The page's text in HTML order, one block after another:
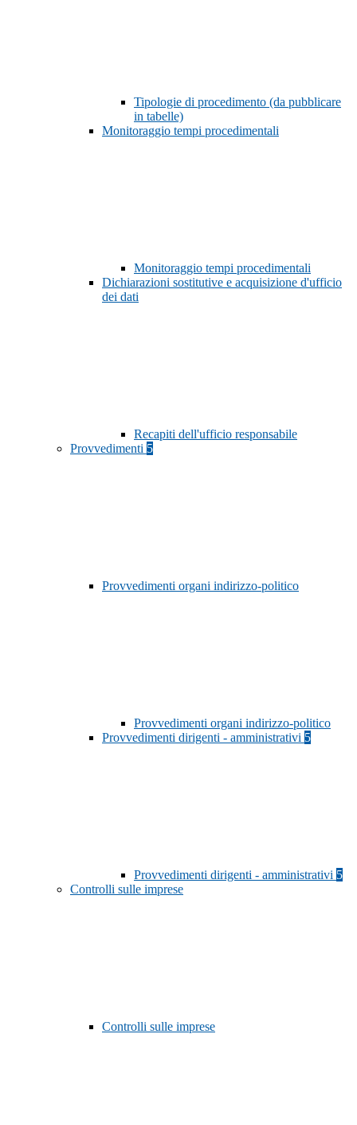
Tipologie di procedimento (da pubblicare
in tabelle)
Monitoraggio tempi procedimentali
Monitoraggio tempi procedimentali
Dichiarazioni sostitutive e acquisizione d'ufficio
dei dati
Recapiti dell'ufficio responsabile
Provvedimenti 5
Provvedimenti organi indirizzo-politico
Provvedimenti organi indirizzo-politico
Provvedimenti dirigenti - amministrativi 5
Provvedimenti dirigenti - amministrativi 5
Controlli sulle imprese
Controlli sulle imprese